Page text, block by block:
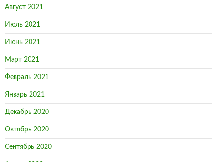
Август 2021
Июль 2021
Июнь 2021
Март 2021
Февраль 2021
Январь 2021
Декабрь 2020
Октябрь 2020
Сентябрь 2020